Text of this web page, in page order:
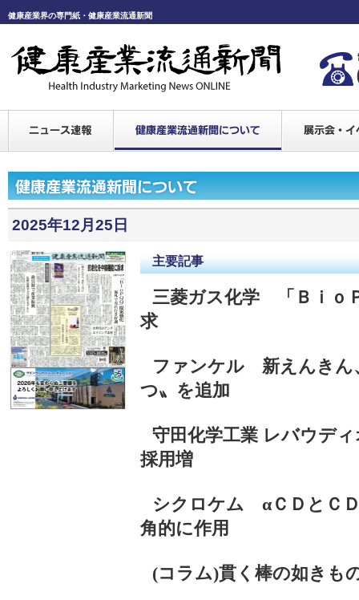
健康産業界の専門紙・健康産業流通新聞
2025年12月25日
主要記事
三菱ガス化学 「Ｂｉｏ
求
ファンケル 新えんきん
つ〟を追加
守田化学工業 レバウデ
採用増
シクロケム αＣＤとＣ
角的に作用
(コラム)貫く棒の如きも